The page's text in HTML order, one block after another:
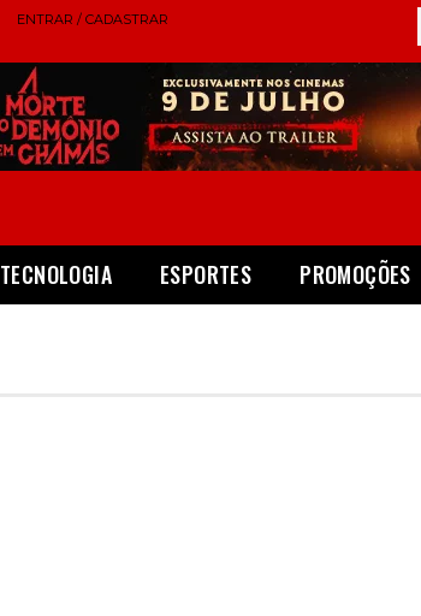
ENTRAR / CADASTRAR
TECNOLOGIA ESPORTES PROMOÇÕES